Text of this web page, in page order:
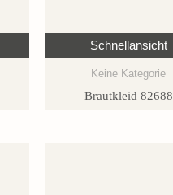
Schnellansicht
Keine Kategorie
Brautkleid 82688